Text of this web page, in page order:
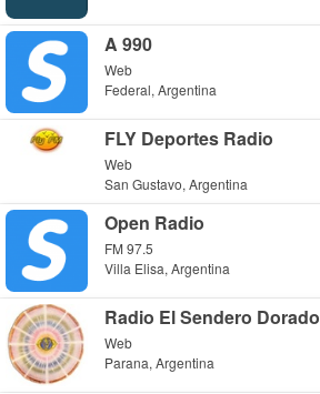
A 990
Web
Federal, Argentina
FLY Deportes Radio
Web
San Gustavo, Argentina
Open Radio
FM 97.5
Villa Elisa, Argentina
Radio El Sendero Dorado
Web
Parana, Argentina